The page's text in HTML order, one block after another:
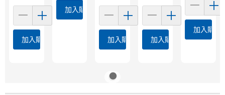
加入購物車
加入購物車
加入購物車 加入購物車
加入購物